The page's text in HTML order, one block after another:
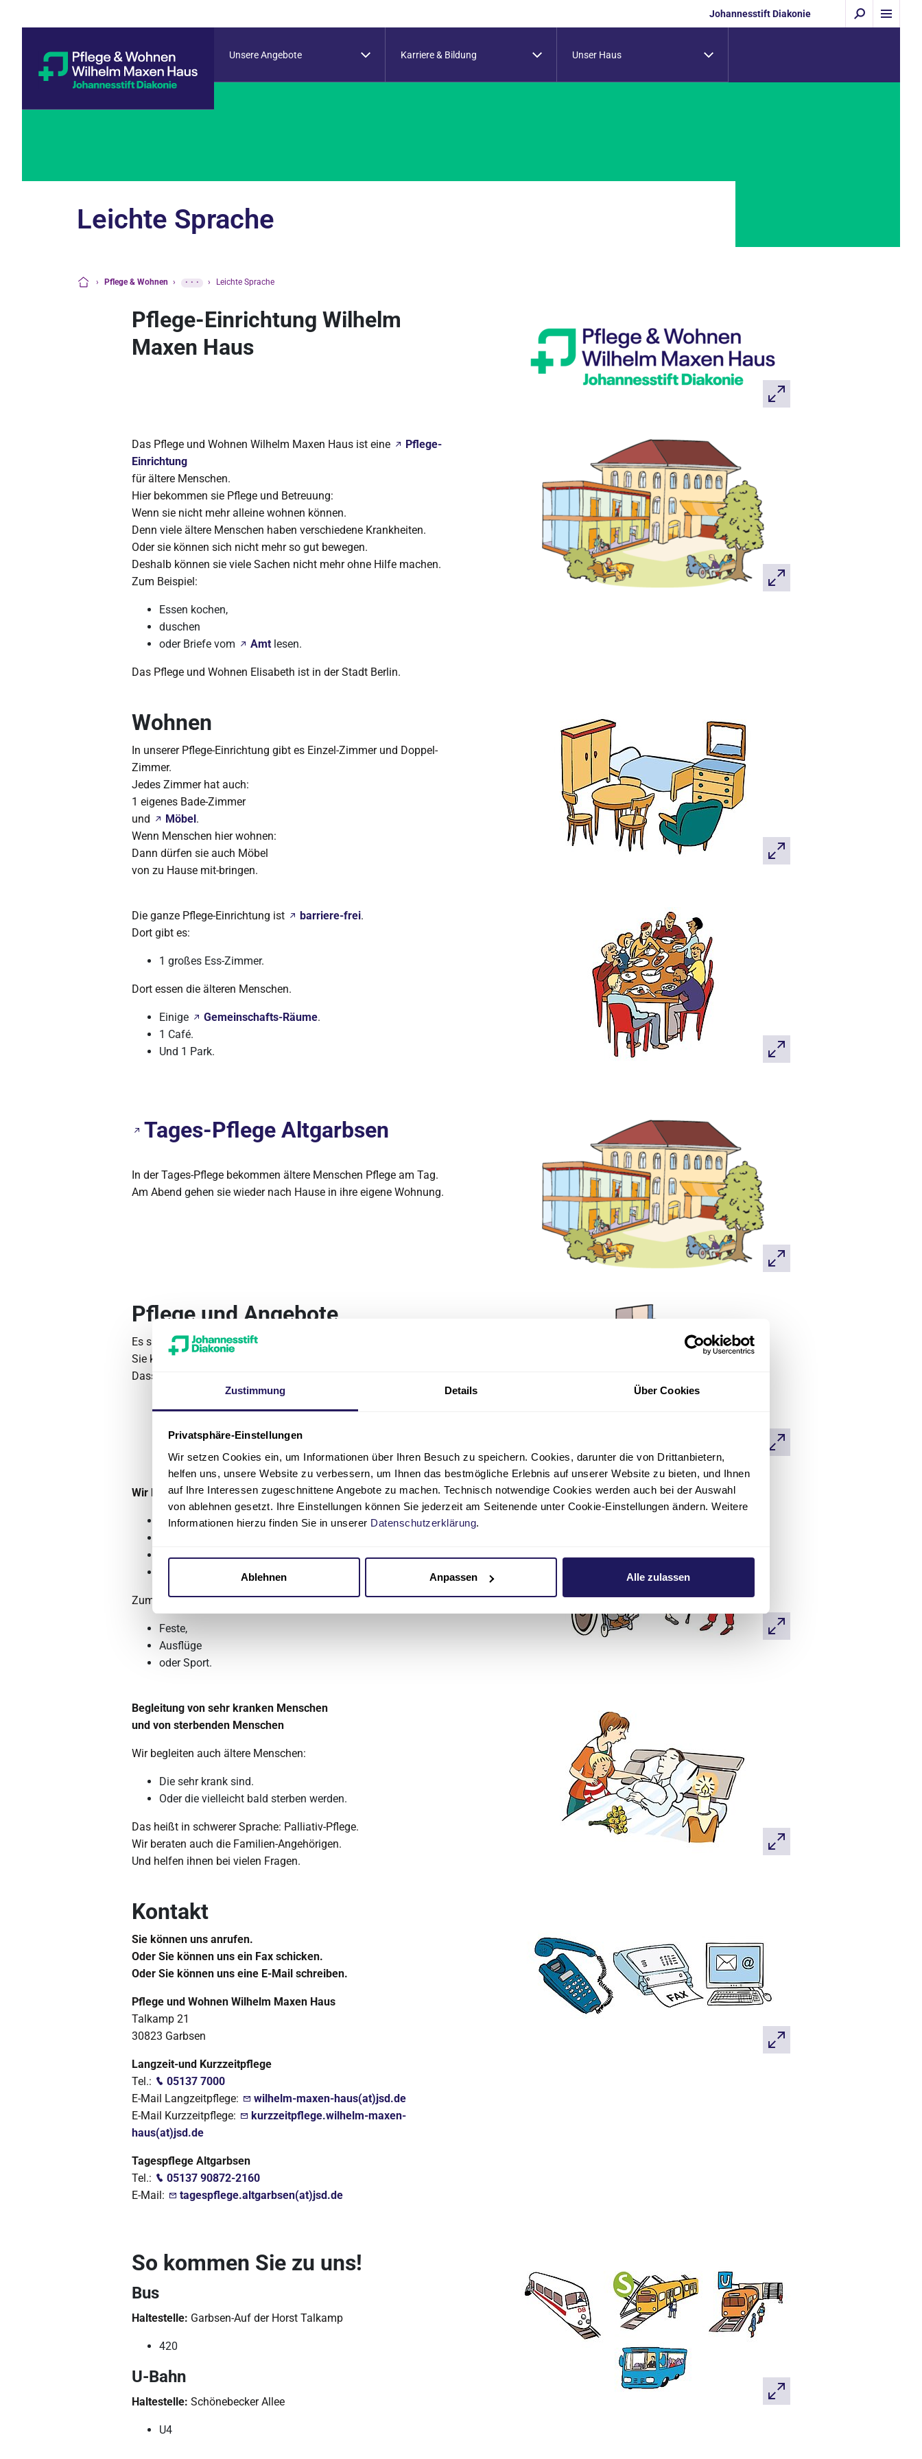
Zustimmung Details Über Cookies
Privatsphäre-Einstellungen
Wir setzen Cookies ein, um Informationen über Ihren Besuch zu speichern. Cookies, darunter die von Drittanbietern,
helfen uns, unsere Website zu verbessern, um Ihnen das bestmögliche Erlebnis auf unserer Website zu bieten, und Ihnen
auf Ihre Interessen zugeschnittene Angebote zu machen. Technisch notwendige Cookies werden auch bei der Auswahl
von ablehnen gesetzt. Ihre Einstellungen können Sie jederzeit am Seitenende unter Cookie-Einstellungen ändern. Weitere
Informationen hierzu finden Sie in unserer Datenschutzerklärung.
Ablehnen Anpassen Alle zulassen
Johannesstift Diakonie
Unsere Angebote Karriere & Bildung Unser Haus
Leichte Sprache
› Pflege & Wohnen › ··· › Leichte Sprache
Pflege-Einrichtung Wilhelm
Maxen Haus
Das Pflege und Wohnen Wilhelm Maxen Haus ist eine
Pflege-
Einrichtung
für ältere Menschen.
Hier bekommen sie Pflege und Betreuung:
Wenn sie nicht mehr alleine wohnen können.
Denn viele ältere Menschen haben verschiedene Krankheiten.
Oder sie können sich nicht mehr so gut bewegen.
Deshalb können sie viele Sachen nicht mehr ohne Hilfe machen.
Zum Beispiel:
Essen kochen,
duschen
oder Briefe vom
Amt lesen.
Das Pflege und Wohnen Elisabeth ist in der Stadt Berlin.
Wohnen
In unserer Pflege-Einrichtung gibt es Einzel-Zimmer und Doppel-
Zimmer.
Jedes Zimmer hat auch:
1 eigenes Bade-Zimmer
und
Möbel.
Wenn Menschen hier wohnen:
Dann dürfen sie auch Möbel
von zu Hause mit-bringen.
Die ganze Pflege-Einrichtung ist barriere-frei.
Dort gibt es:
1 großes Ess-Zimmer.
Dort essen die älteren Menschen.
Einige Gemeinschafts-Räume.
1 Café.
Und 1 Park.
Tages-Pflege Altgarbsen
In der Tages-Pflege bekommen ältere Menschen Pflege am Tag.
Am Abend gehen sie wieder nach Hause in ihre eigene Wohnung.
Pflege und Angebote
Es sind immer Pflegerinnen und Pfleger
Sie kümmern sich darum:
Dass es den Bewohnern gut geht.
Wir bieten auch noch diese Sachen an:
Kurz-Zeit-Pflege,
Gottes-Dienste
und viele Freizeit-Angebote.
Zum Beispiel:
Feste,
Ausflüge
oder Sport.
Begleitung von sehr kranken Menschen
und von sterbenden Menschen
Wir begleiten auch ältere Menschen:
Die sehr krank sind.
Oder die vielleicht bald sterben werden.
Das heißt in schwerer Sprache: Palliativ-Pflege.
Wir beraten auch die Familien-Angehörigen.
Und helfen ihnen bei vielen Fragen.
Kontakt
Sie können uns anrufen.
Oder Sie können uns ein Fax schicken.
Oder Sie können uns eine E-Mail schreiben.
Pflege und Wohnen Wilhelm Maxen Haus
Talkamp 21
30823 Garbsen
Langzeit-und Kurzzeitpflege
Tel.:
05137 7000
E-Mail Langzeitpflege:
wilhelm-maxen-haus(at)jsd.de
E-Mail Kurzzeitpflege:
kurzzeitpflege.wilhelm-maxen-
haus(at)jsd.de
Tagespflege Altgarbsen
Tel.:
05137 90872-2160
E-Mail:
tagespflege.altgarbsen(at)jsd.de
So kommen Sie zu uns!
Bus
Haltestelle: Garbsen-Auf der Horst Talkamp
420
U-Bahn
Haltestelle: Schönebecker Allee
U4